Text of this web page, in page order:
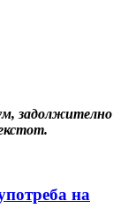
задолжително
на